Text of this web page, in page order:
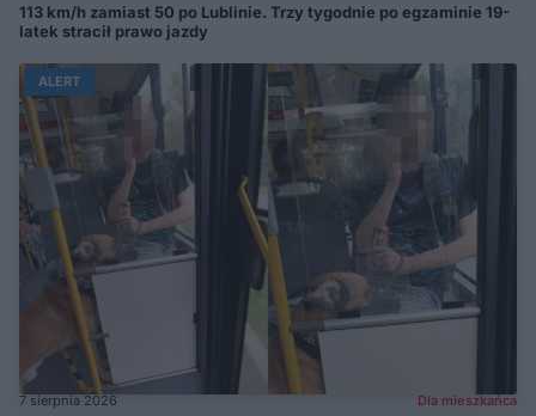
113 km/h zamiast 50 po Lublinie. Trzy tygodnie po egzaminie 19-
latek stracił prawo jazdy
ALERT
7 sierpnia 2026 Dla mieszkańca